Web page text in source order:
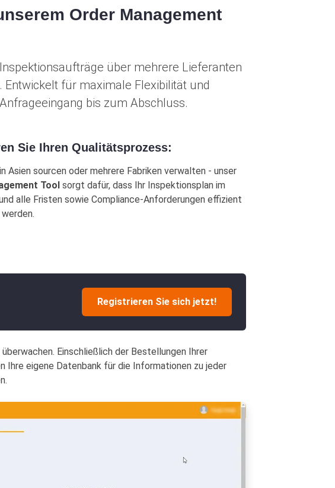
Order Management
über mehrere Lieferanten
für maximale Flexibilität und
bis zum Abschluss.
Sie Ihren Qualitätsprozess:
Asien sourcen oder mehrere Fabriken verwalten - unser
Tool sorgt dafür, dass Ihr Inspektionsplan im
alle Fristen sowie Compliance-Anforderungen effizient
Registrieren Sie sich jetzt!
Einschließlich der Bestellungen Ihrer
Ihre eigene Datenbank für die Informationen zu jeder